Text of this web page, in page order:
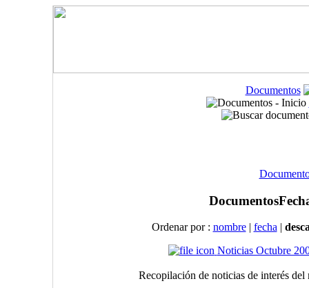
Documentos
Documentos
Ordenar por : nombre| fecha |
Noticias Octubre
Recopilación de noticias de interés del